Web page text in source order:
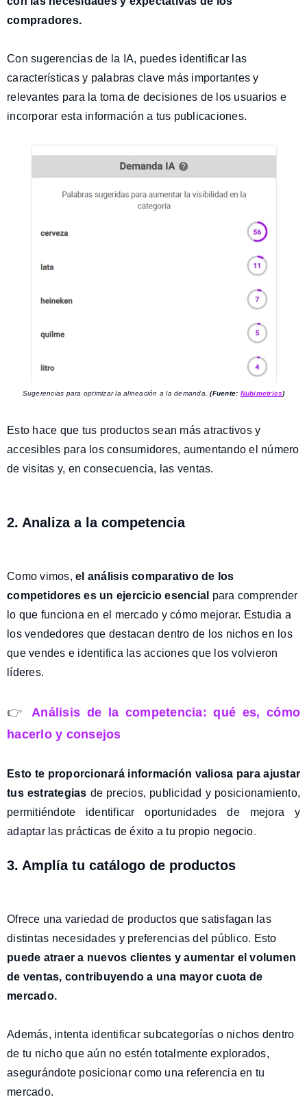
compradores.
Con sugerencias de la IA, puedes identificar las
características y palabras clave más importantes y
relevantes para la toma de decisiones de los usuarios e
incorporar esta información a tus publicaciones.
Sugerencias para optimizar la alineación a la demanda.(Fuente: Nubimetrics)
Esto hace que tus productos sean más atractivos y
accesibles para los consumidores, aumentando el número
de visitas y, en consecuencia, las ventas.
2. Analiza a la competencia
Como vimos, el análisis comparativo de los
competidores es un ejercicio esencial para comprender
lo que funciona en el mercado y cómo mejorar. Estudia a
los vendedores que destacan dentro de los nichos en los
que vendes e identifica las acciones que los volvieron
líderes.
👉 Análisis de la competencia: qué es, cómo
hacerlo y consejos
Esto te proporcionará información valiosa para ajustar
tus estrategias de precios, publicidad y posicionamiento,
permitiéndote identificar oportunidades de mejora y
adaptar las prácticas de éxito a tu propio negocio.
3. Amplía tu catálogo de productos
Ofrece una variedad de productos que satisfagan las
distintas necesidades y preferencias del público. Esto
puede atraer a nuevos clientes y aumentar el volumen
de ventas, contribuyendo a una mayor cuota de
mercado.
Además, intenta identificar subcategorías o nichos dentro
de tu nicho que aún no estén totalmente explorados,
asegurándote posicionar como una referencia en tu
mercado.